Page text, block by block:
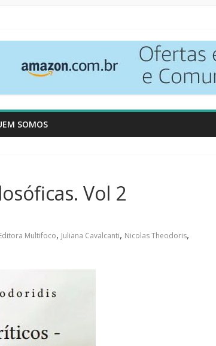
SOMOS
Vol 2
Multifoco, Juliana Cavalcanti, Nicolas Theodoris,